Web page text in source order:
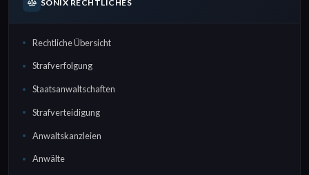
SONIX RECHTLICHES
Rechtliche Übersicht
Strafverfolgung
Staatsanwaltschaften
Strafverteidigung
Anwaltskanzleien
Anwälte